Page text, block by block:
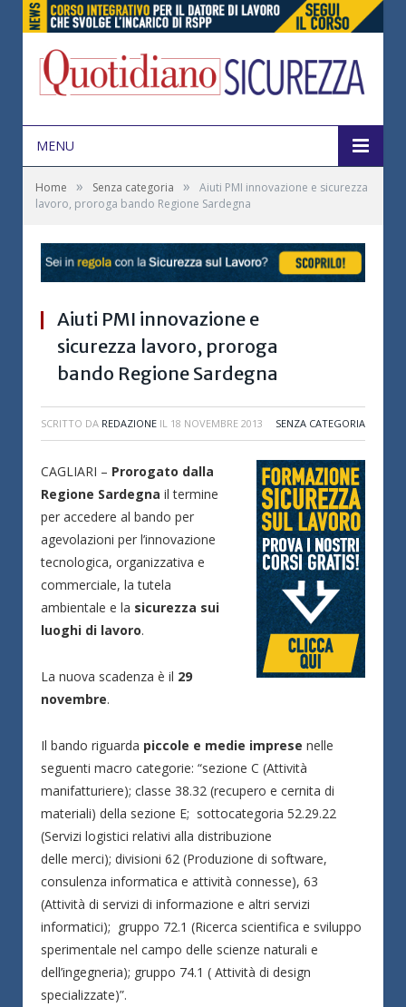
MENU
Home » Senza categoria »
Aiuti PMI innovazione e sicurezza
lavoro, proroga bando Regione Sardegna
Aiuti PMI innovazione e
sicurezza lavoro, proroga
bando Regione Sardegna
SCRITTO DA REDAZIONE IL 18 NOVEMBRE 2013 SENZA CATEGORIA
CAGLIARI – Prorogato dalla
Regione Sardegna il termine
per accedere al bando per
agevolazioni per l’innovazione
tecnologica, organizzativa e
commerciale, la tutela
ambientale e la sicurezza sui
luoghi di lavoro.
La nuova scadenza è il 29
novembre.
Il bando riguarda piccole e medie imprese nelle
seguenti macro categorie: “sezione C (Attività
manifatturiere); classe 38.32 (recupero e cernita di
materiali) della sezione E; sottocategoria 52.29.22
(Servizi logistici relativi alla distribuzione
delle merci); divisioni 62 (Produzione di software,
consulenza informatica e attività connesse), 63
(Attività di servizi di informazione e altri servizi
informatici); gruppo 72.1 (Ricerca scientifica e sviluppo
sperimentale nel campo delle scienze naturali e
dell’ingegneria); gruppo 74.1 ( Attività di design
specializzate)”.